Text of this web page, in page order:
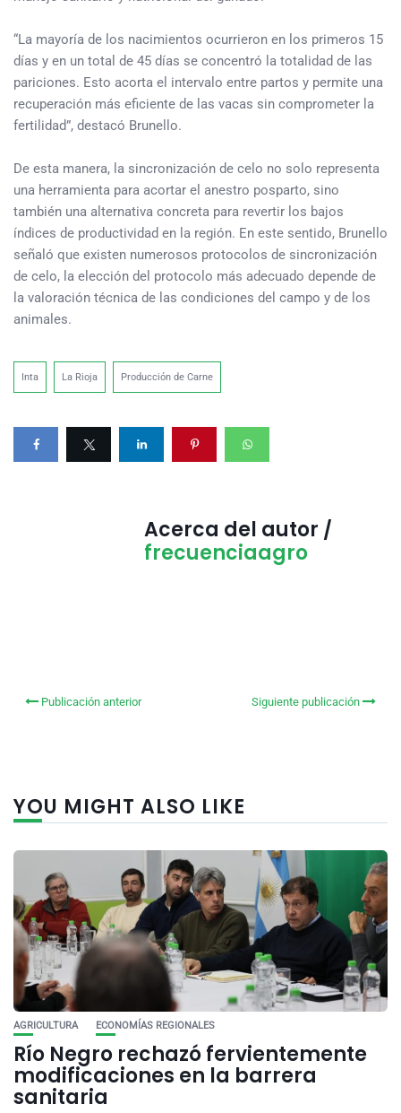
“La mayoría de los nacimientos ocurrieron en los primeros 15
días y en un total de 45 días se concentró la totalidad de las
pariciones. Esto acorta el intervalo entre partos y permite una
recuperación más eficiente de las vacas sin comprometer la
fertilidad”, destacó Brunello.
De esta manera, la sincronización de celo no solo representa
una herramienta para acortar el anestro posparto, sino
también una alternativa concreta para revertir los bajos
índices de productividad en la región. En este sentido, Brunello
señaló que existen numerosos protocolos de sincronización
de celo, la elección del protocolo más adecuado depende de
la valoración técnica de las condiciones del campo y de los
animales.
Inta La Rioja Producción de Carne
Acerca del autor /
frecuenciaagro
Publicación anterior Siguiente publicación
YOU MIGHT ALSO LIKE
AGRICULTURA ECONOMÍAS REGIONALES
Río Negro rechazó fervientemente
modificaciones en la barrera
sanitaria